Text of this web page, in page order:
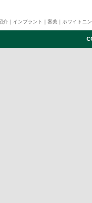
介 ｜ インプラント ｜ 審美 ｜ ホワイトニ